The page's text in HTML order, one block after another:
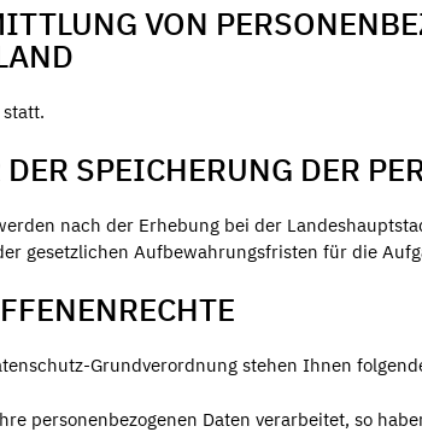
VON
DER SPEICHERUNG DER
nach der Erhebung bei der
gesetzlichen Aufbewahrungsfristen für die
Grundverordnung stehen Ihnen
personenbezogenen Daten verarbeitet, so